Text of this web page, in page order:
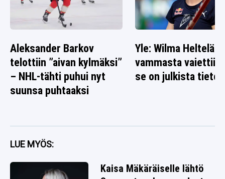
Aleksander Barkov
telottiin ”aivan kylmäksi”
– NHL-tähti puhui nyt
suunsa puhtaaksi
Yle: Wilma Heltelän
vammasta vaiettiin
se on julkista tietoa
LUE MYÖS:
Kaisa Mäkäräiselle lähtö